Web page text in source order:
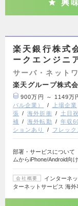
興
楽天銀行株式
ークエンジニ
サーバ・ネット
楽天グループ株式
900万円 ～ 1149万
バル企業）
上場企業
張
海外折衝 土日
補
海外転勤 年収
ションあり
フレッ
部署・サービスについて
ムからiPhone/Android向
会社概要
インターネ
ターネットサービス 海